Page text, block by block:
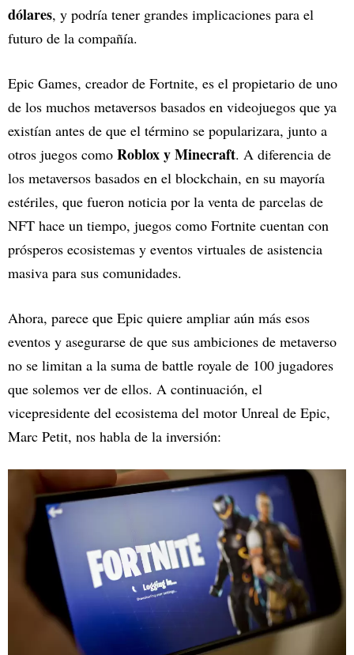
dólares, y podría tener grandes implicaciones para el
futuro de la compañía.
Epic Games, creador de Fortnite, es el propietario de uno
de los muchos metaversos basados en videojuegos que ya
existían antes de que el término se popularizara, junto a
otros juegos como Roblox y Minecraft. A diferencia de
los metaversos basados en el blockchain, en su mayoría
estériles, que fueron noticia por la venta de parcelas de
NFT hace un tiempo, juegos como Fortnite cuentan con
prósperos ecosistemas y eventos virtuales de asistencia
masiva para sus comunidades.
Ahora, parece que Epic quiere ampliar aún más esos
eventos y asegurarse de que sus ambiciones de metaverso
no se limitan a la suma de battle royale de 100 jugadores
que solemos ver de ellos. A continuación, el
vicepresidente del ecosistema del motor Unreal de Epic,
Marc Petit, nos habla de la inversión: